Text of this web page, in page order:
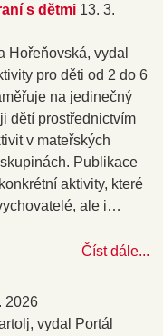
s dětmi 13. 3.
Hořeňovská, vydal
pro děti od 2 do 6
na jedinečný
dětí prostřednictvím
v mateřských
Publikace
aktivity, které
ale i…
Číst dále...
2026
vydal Portál